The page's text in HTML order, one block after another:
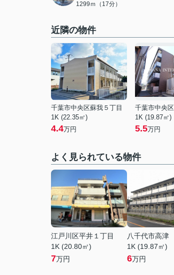
1299ｍ（17分）
近隣の物件
千葉市中央区蘇我５丁目
1K (22.35㎡)
4.4万円
千葉市中央
1K (19.87㎡)
5.5万円
よく見られている物件
江戸川区平井１丁目
1K (20.80㎡)
7万円
八千代市高津
1K (19.87㎡)
6万円